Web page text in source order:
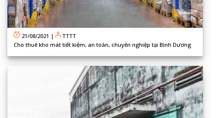
21/08/2021 |
TTTT
Cho thuê kho mát tiết kiệm, an toàn, chuyên nghiệp tại Bình Dương